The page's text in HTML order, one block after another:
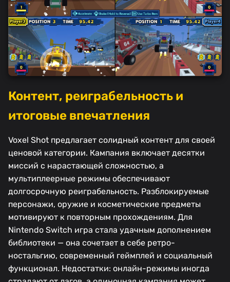
Контент, реиграбельность и
итоговые впечатления
Voxel Shot предлагает солидный контент для своей
ценовой категории. Кампания включает десятки
миссий с нарастающей сложностью, а
мультиплеерные режимы обеспечивают
долгосрочную реиграбельность. Разблокируемые
персонажи, оружие и косметические предметы
мотивируют к повторным прохождениям. Для
Nintendo Switch игра стала удачным дополнением
библиотеки — она сочетает в себе ретро-
ностальгию, современный геймплей и социальный
функционал. Недостатки: онлайн-режимы иногда